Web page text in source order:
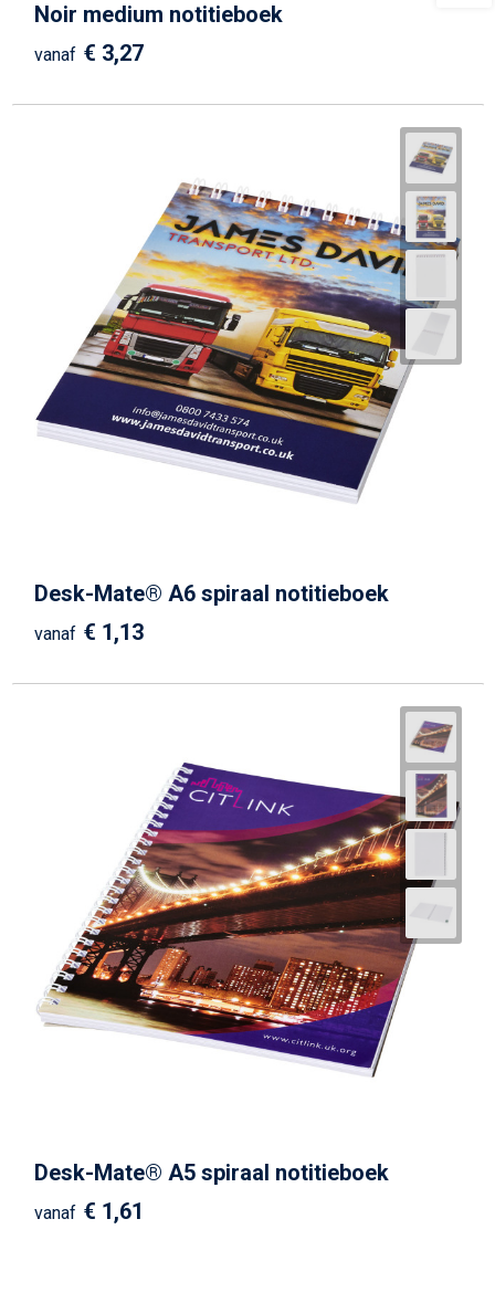
Noir medium notitieboek
vanaf € 3,27
Desk-Mate® A6 spiraal notitieboek
vanaf € 1,13
Desk-Mate® A5 spiraal notitieboek
vanaf € 1,61